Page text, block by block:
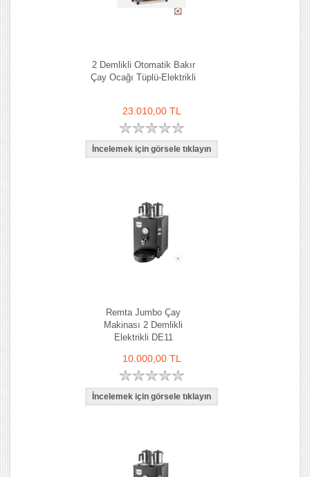
2 Demlikli Otomatik Bakır
Çay Ocağı Tüplü-Elektrikli
23.010,00 TL
Remta Jumbo Çay
Makinası 2 Demlikli
Elektrikli DE11
10.000,00 TL